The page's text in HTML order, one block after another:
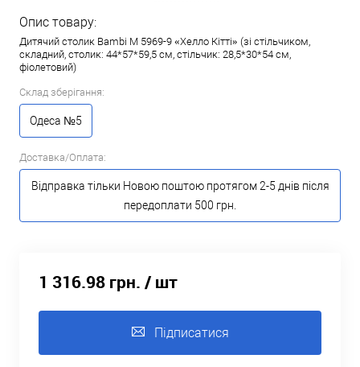
Опис товару:
Дитячий столик Bambi M 5969-9 «Хелло Кітті» (зі стільчиком,
складний, столик: 44*57*59,5 см, стільчик: 28,5*30*54 см,
фіолетовий)
Склад зберігання:
Одеса №5
Доставка/Оплата:
Відправка тільки Новою поштою протягом 2-5 днів після
передоплати 500 грн.
1 316.98 грн. / шт
Підписатися